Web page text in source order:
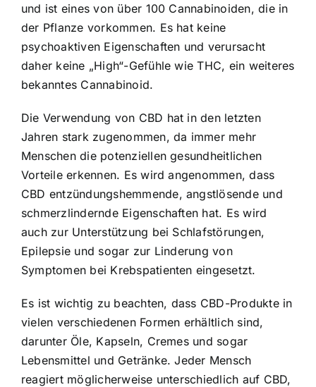
und ist eines von über 100 Cannabinoiden, die in
der Pflanze vorkommen. Es hat keine
psychoaktiven Eigenschaften und verursacht
daher keine „High“-Gefühle wie THC, ein weiteres
bekanntes Cannabinoid.
Die Verwendung von CBD hat in den letzten
Jahren stark zugenommen, da immer mehr
Menschen die potenziellen gesundheitlichen
Vorteile erkennen. Es wird angenommen, dass
CBD entzündungshemmende, angstlösende und
schmerzlindernde Eigenschaften hat. Es wird
auch zur Unterstützung bei Schlafstörungen,
Epilepsie und sogar zur Linderung von
Symptomen bei Krebspatienten eingesetzt.
Es ist wichtig zu beachten, dass CBD-Produkte in
vielen verschiedenen Formen erhältlich sind,
darunter Öle, Kapseln, Cremes und sogar
Lebensmittel und Getränke. Jeder Mensch
reagiert möglicherweise unterschiedlich auf CBD,